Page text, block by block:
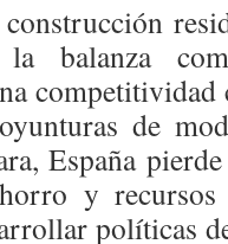
la balanza
de
España
y
políticas